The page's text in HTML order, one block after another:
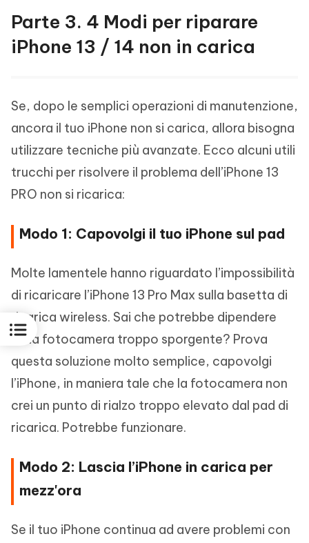
Parte 3. 4 Modi per riparare
iPhone 13 / 14 non in carica
Se, dopo le semplici operazioni di manutenzione,
ancora il tuo iPhone non si carica, allora bisogna
utilizzare tecniche più avanzate. Ecco alcuni utili
trucchi per risolvere il problema dell’iPhone 13
PRO non si ricarica:
Modo 1: Capovolgi il tuo iPhone sul pad
Molte lamentele hanno riguardato l’impossibilità
di ricaricare l’iPhone 13 Pro Max sulla basetta di
ricarica wireless. Sai che potrebbe dipendere
dalla fotocamera troppo sporgente? Prova
questa soluzione molto semplice, capovolgi
l’iPhone, in maniera tale che la fotocamera non
crei un punto di rialzo troppo elevato dal pad di
ricarica. Potrebbe funzionare.
Modo 2: Lascia l’iPhone in carica per
mezz'ora
Se il tuo iPhone continua ad avere problemi con